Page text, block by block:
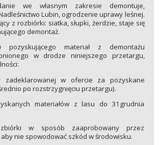
we własnym zakresie demontuje,
Lubin, ogrodzenie uprawy leśnej.
z rozbiórki: siatka, słupki, żerdzie, staje się
demontaż.
pozyskującego materiał z demontażu
w drodze niniejszego przetargu,
zadeklarowanej w ofercie za pozyskane
po rozstrzygnięciu przetargu).
materiałów z lasu do 31grudnia
w sposób zaaprobowany przez
nie spowodować szkód w środowisku.